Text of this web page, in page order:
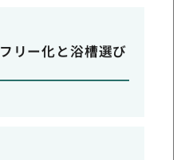
リー化と浴槽選び